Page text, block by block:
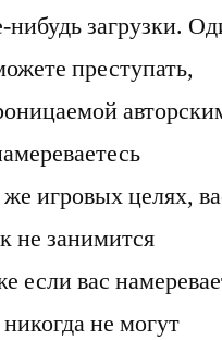
нибудь загрузки.
преступать,
игровых целях,
не занимится
если вас
не могут